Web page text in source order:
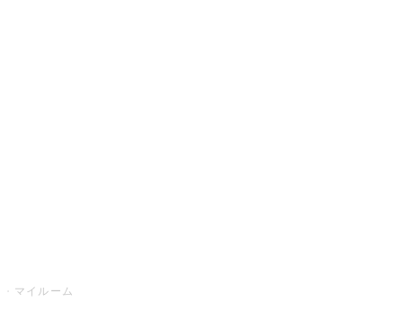
マイルーム